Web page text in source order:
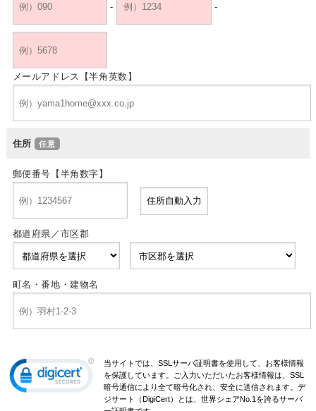
- -
メールアドレス【半角英数】
住所
郵便番号【半角数字】
都道府県／市区郡
町名・番地・建物名
当サイトでは、SSLサーバ証明書を使用して、お客様情報
を保護しています。ご入力いただいたお客様情報は、SSL
暗号通信により全て暗号化され、安全に送信されます。デ
ジサート（DigiCert）とは、世界シェアNo.1を誇るサーバ